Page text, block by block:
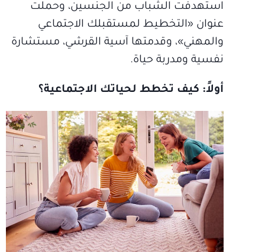
استهدفت الشباب من الجنسين، وحملت
عنوان «التخطيط لمستقبلك الاجتماعي
والمهني»، وقدمتها آسية القرشي، مستشارة
نفسية ومدربة حياة.
أولاً: كيف تخطط لحياتك الاجتماعية؟